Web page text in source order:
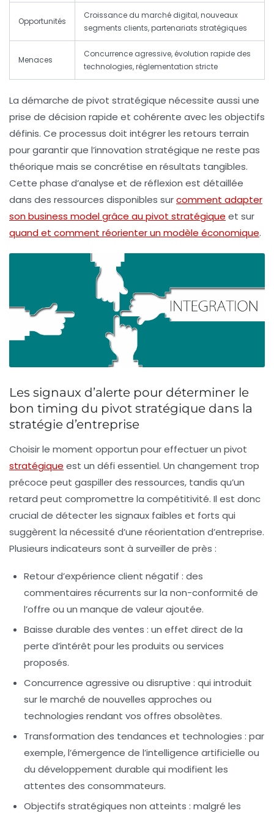
Opportunités
Croissance du marché digital, nouveaux
segments clients, partenariats stratégiques
Menaces
Concurrence agressive, évolution rapide des
technologies, réglementation stricte
La démarche de pivot stratégique nécessite aussi une
prise de décision rapide et cohérente avec les objectifs
définis. Ce processus doit intégrer les retours terrain
pour garantir que l’innovation stratégique ne reste pas
théorique mais se concrétise en résultats tangibles.
Cette phase d’analyse et de réflexion est détaillée
dans des ressources disponibles surcomment adapter
son business model grâce au pivot stratégique et sur
quand et comment réorienter un modèle économique.
Les signaux d’alerte pour déterminer le
bon timing du pivot stratégique dans la
stratégie d’entreprise
Choisir le moment opportun pour effectuer un pivot
stratégique est un défi essentiel. Un changement trop
précoce peut gaspiller des ressources, tandis qu’un
retard peut compromettre la compétitivité. Il est donc
crucial de détecter les signaux faibles et forts qui
suggèrent la nécessité d’une réorientation d’entreprise.
Plusieurs indicateurs sont à surveiller de près :
Retour d’expérience client négatif : des
commentaires récurrents sur la non-conformité de
l’offre ou un manque de valeur ajoutée.
Baisse durable des ventes : un effet direct de la
perte d’intérêt pour les produits ou services
proposés.
Concurrence agressive ou disruptive : qui introduit
sur le marché de nouvelles approches ou
technologies rendant vos offres obsolètes.
Transformation des tendances et technologies : par
exemple, l’émergence de l’intelligence artificielle ou
du développement durable qui modifient les
attentes des consommateurs.
Objectifs stratégiques non atteints : malgré les